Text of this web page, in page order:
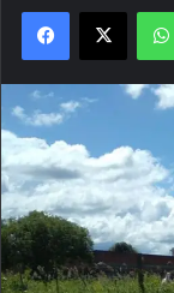
Facebook
X